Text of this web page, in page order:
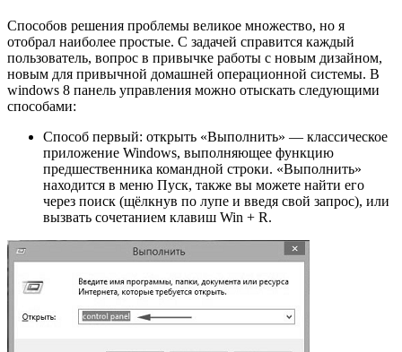
Способов решения проблемы великое множество, но я
отобрал наиболее простые. С задачей справится каждый
пользователь, вопрос в привычке работы с новым дизайном,
новым для привычной домашней операционной системы. В
windows 8 панель управления можно отыскать следующими
способами:
Способ первый: открыть «Выполнить» — классическое
приложение Windows, выполняющее функцию
предшественника командной строки. «Выполнить»
находится в меню Пуск, также вы можете найти его
через поиск (щёлкнув по лупе и введя свой запрос), или
вызвать сочетанием клавиш Win + R.